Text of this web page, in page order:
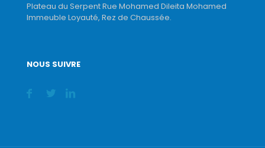
Plateau du Serpent Rue Mohamed Dileita Mohamed
Immeuble Loyauté, Rez de Chaussée.
NOUS SUIVRE